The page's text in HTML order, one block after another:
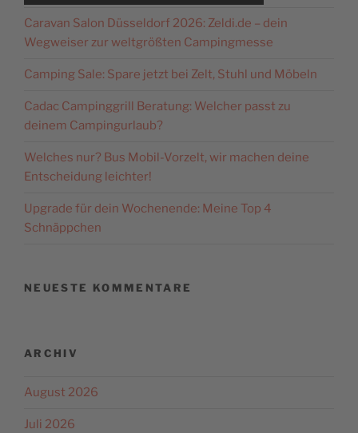
Nutzung des Service zu, um
dieses Video anzusehen.
Mehr Informationen
Akzeptieren
Consent Management
Platform&eRecht24
Caravan Salon Düsseldorf 2026: Zeldi.de – dein
Wegweiser zur weltgrößten Campingmesse
Camping Sale: Spare jetzt bei Zelt, Stuhl und Möbeln
Cadac Campinggrill Beratung: Welcher passt zu
deinem Campingurlaub?
Welches nur? Bus Mobil-Vorzelt, wir machen deine
Entscheidung leichter!
Upgrade für dein Wochenende: Meine Top 4
Schnäppchen
NEUESTE KOMMENTARE
ARCHIV
August 2026
Juli 2026